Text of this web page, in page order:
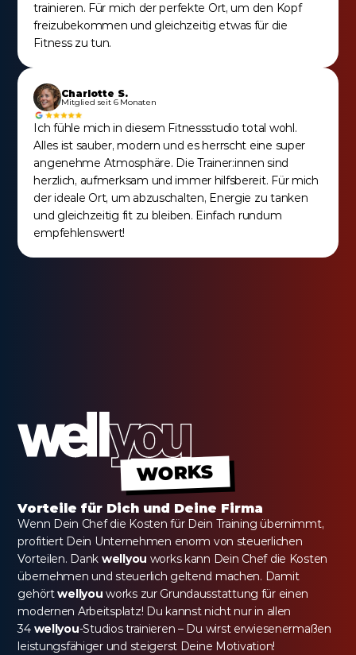
Charlotte S.
Mitglied seit 6 Monaten
Ich fühle mich in diesem Fitnessstudio total wohl.
Alles ist sauber, modern und es herrscht eine super
angenehme Atmosphäre. Die Trainer:innen sind
herzlich, aufmerksam und immer hilfsbereit. Für mich
der ideale Ort, um abzuschalten, Energie zu tanken
und gleichzeitig fit zu bleiben. Einfach rundum
empfehlenswert!
trainieren. Für mich der perfekte Ort, um den Kopf
freizubekommen und gleichzeitig etwas für die
Fitness zu tun.
WORKS
Vorteile für Dich und Deine Firma
Wenn Dein Chef die Kosten für Dein Training übernimmt,
profitiert Dein Unternehmen enorm von steuerlichen
Vorteilen. Dank wellyou works kann Dein Chef die Kosten
übernehmen und steuerlich geltend machen. Damit
gehört wellyou works zur Grundausstattung für einen
modernen Arbeitsplatz! Du kannst nicht nur in allen
34 wellyou-Studios trainieren – Du wirst erwiesenermaßen
leistungsfähiger und steigerst Deine Motivation!